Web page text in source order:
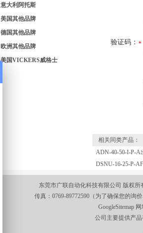
意大利阿托斯
美国其他品牌
德国其他品牌
欧洲其他品牌
美国VICKERS威格士
验证码：
相关同类产品：
DSNU-16-25-P-
东莞市广联自动化科技有限公司 版权所
传真：0769-89772590（为了确保您的询
GoogleSitemap
公司主要提供产品